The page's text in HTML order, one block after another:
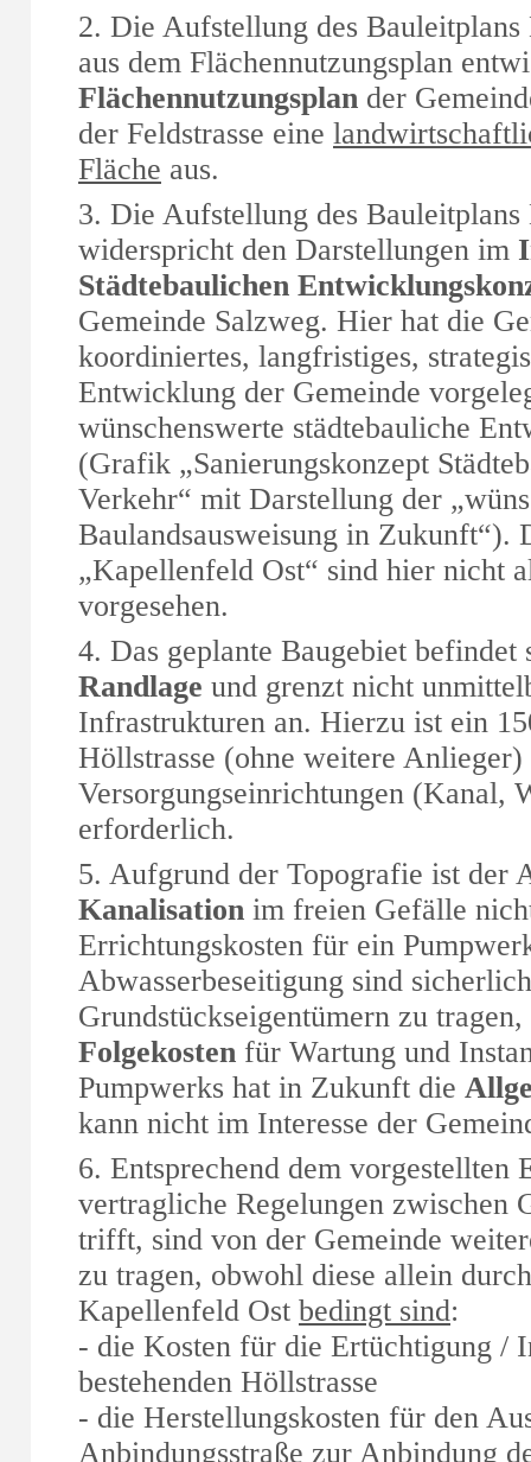
2. Die Aufstellung des
aus dem Flächennutzungsplan
Flächennutzungsplan der
der Feldstrasse eine
Fläche aus.
3. Die Aufstellung des
widerspricht den Darstellungen im
Städtebaulichen
Gemeinde Salzweg. Hier hat die
koordiniertes, langfristiges,
Entwicklung der Gemeinde
wünschenswerte städtebauliche
(Grafik „Sanierungskonzept
Verkehr“ mit Darstellung der
Baulandsausweisung in Zukunft“).
„Kapellenfeld Ost“ sind hier nicht
vorgesehen.
4. Das geplante Baugebiet
Randlage und grenzt nicht
Infrastrukturen an. Hierzu ist ein
Höllstrasse (ohne weitere
Versorgungseinrichtungen (Kanal,
erforderlich.
5. Aufgrund der Topografie ist der
Kanalisation im freien Gefälle
Errichtungskosten für ein
Abwasserbeseitigung sind
Grundstückseigentümern zu
Folgekosten für Wartung und
Pumpwerks hat in Zukunft die
kann nicht im Interesse der
6. Entsprechend dem vorgestellten
vertragliche Regelungen zwischen
trifft, sind von der Gemeinde
zu tragen, obwohl diese allein
Kapellenfeld Ost bedingt sind:
- die Kosten für die Ertüchtigung /
bestehenden Höllstrasse
- die Herstellungskosten für den
Anbindungsstraße zur Anbindung